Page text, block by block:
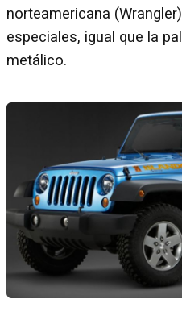
norteamericana
especiales, igual que la
metálico.